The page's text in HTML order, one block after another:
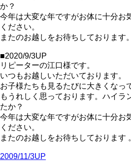
か？
今年は大変な年ですがお体に十分お
ください。
またのお越しをお待ちしております。
■2020/9/3UP
リピーターの江口様です。
いつもお越しいただいております。
お子様たちも見るたびに大きくなっ
もうれしく思っております。ハイラ
たか？
今年は大変な年ですがお体に十分お
ください。
またのお越しをお待ちしております
2009/11/3UP